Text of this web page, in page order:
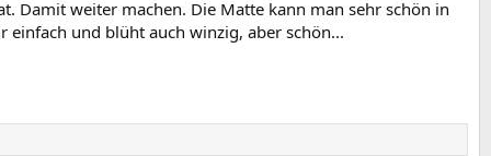
Damit weiter machen. Die Matte kann man sehr schön in
einfach und blüht auch winzig, aber schön...